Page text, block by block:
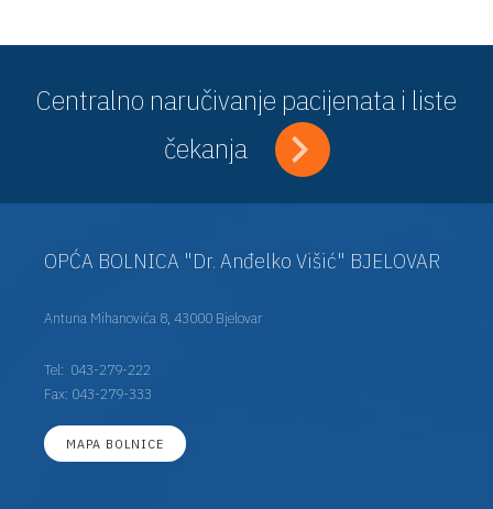
Centralno naručivanje pacijenata i liste
čekanja
OPĆA BOLNICA "Dr. Anđelko Višić" BJELOVAR
Antuna Mihanovića 8, 43000 Bjelovar
Tel: 043-279-222
Fax: 043-279-333
MAPA BOLNICE